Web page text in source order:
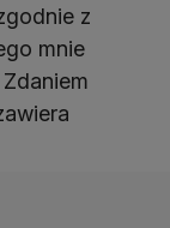
z
mnie